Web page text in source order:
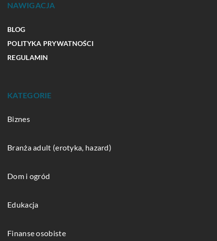
NAWIGACJA
BLOG
POLITYKA PRYWATNOŚCI
REGULAMIN
KATEGORIE
Biznes
Branża adult (erotyka, hazard)
Dom i ogród
Edukacja
Finanse osobiste